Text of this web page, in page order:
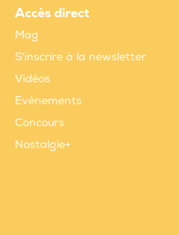
Accès direct
Mag
S'inscrire à la newsletter
Vidéos
Evènements
Concours
Nostalgie+